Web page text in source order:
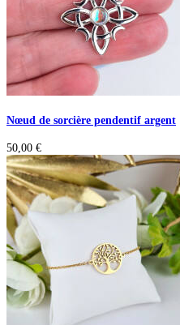
Nœud de sorcière pendentif argent
50,00 €